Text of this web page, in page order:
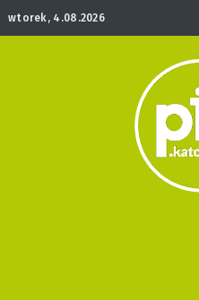
wtorek, 4.08.2026